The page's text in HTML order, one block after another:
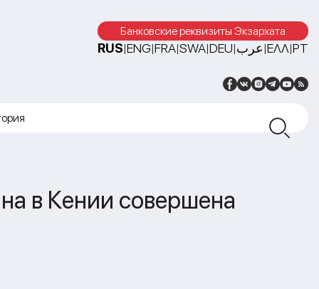
Банковские реквизиты Экзархата
RUS|ENG|FRA|SWA|DEU|عرب|ΕΛΛ|PT
в Кении совершена